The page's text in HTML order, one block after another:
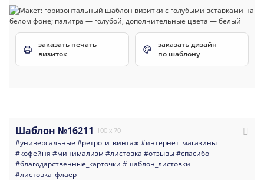
заказать печать
визиток
заказать дизайн
по шаблону
Шаблон №16211 100 x 70
#универсальные #ретро_и_винтаж#интернет_магазины
#кофейня #минимализм #листовка #отзывы#спасибо
#благодарственные_карточки #шаблон_листовки
#листовка_флаер